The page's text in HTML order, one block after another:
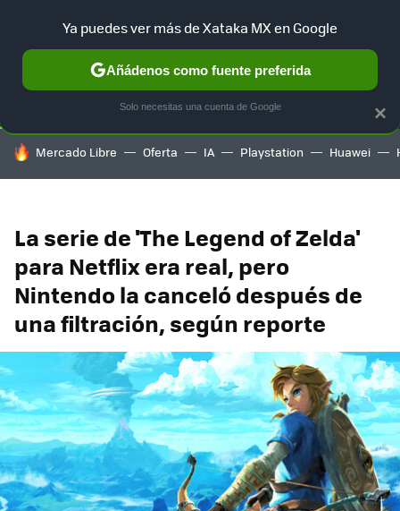
SELECCIÓN GAMING HOME AUTO TERRITORIO
HOY SE HABLA DE
Mercado Libre Oferta IA Playstation Huawei
La serie de 'The Legend of Zelda'
para Netflix era real, pero
Nintendo la canceló después de
una filtración, según reporte
×
Ya puedes ver más de Xataka MX en Google
Añádenos como fuente preferida
Solo necesitas una cuenta de Google